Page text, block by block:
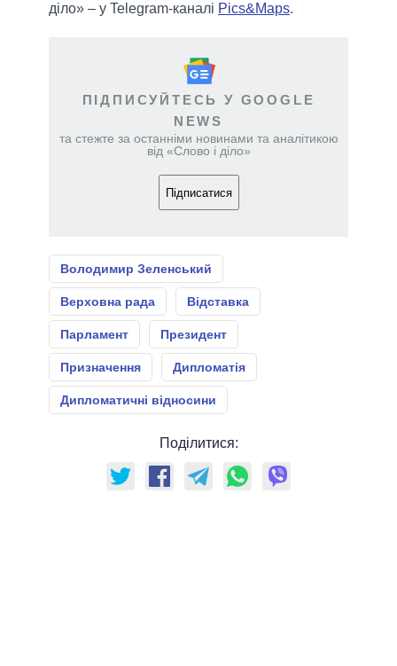
діло» – у Telegram-каналі Pics&Maps.
ПІДПИСУЙТЕСЬ У GOOGLE
NEWS
та стежте за останніми новинами та аналітикою
від «Слово і діло»
Підписатися
Володимир Зеленський
Верховна рада Відставка
Парламент Президент
Призначення Дипломатія
Дипломатичні відносини
Поділитися: